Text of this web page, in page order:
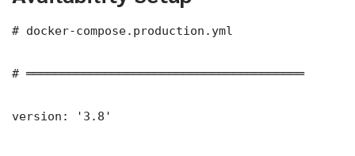
# docker-compose.production.yml
# ═══════════════════════════════════════
version: '3.8'